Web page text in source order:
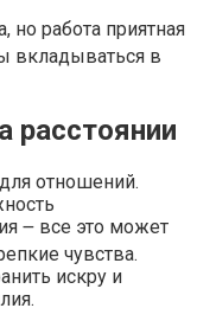
но работа приятная
вкладываться в
расстоянии
отношений.​
౼ все это может
чувства.
искру и